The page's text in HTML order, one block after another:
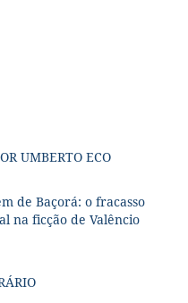
UMBERTO ECO
de Baçorá: o fracasso
na ficção de Valêncio